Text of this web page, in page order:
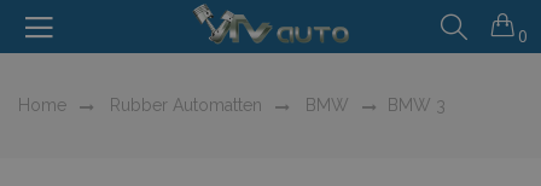
0
Home Rubber Automatten BMW BMW 3